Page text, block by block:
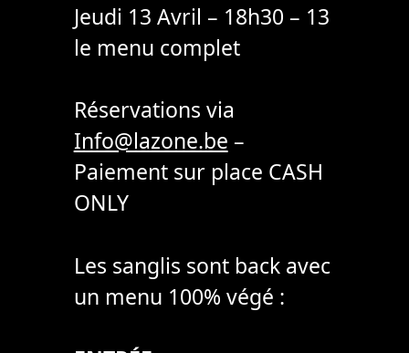
Jeudi 13 Avril – 18h30 – 13
le menu complet
Réservations via
Info@lazone.be –
Paiement sur place CASH
ONLY
Les sanglis sont back avec
un menu 100% végé :